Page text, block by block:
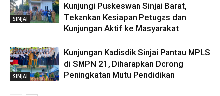
SINJAI
Kunjungi Puskeswan Sinjai Barat,
Tekankan Kesiapan Petugas dan
Kunjungan Aktif ke Masyarakat
SINJAI
Kunjungan Kadisdik Sinjai Pantau MPLS
di SMPN 21, Diharapkan Dorong
Peningkatan Mutu Pendidikan